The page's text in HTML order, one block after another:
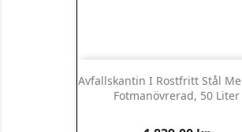
Avfallskantin I Rostfritt Stål
Fotmanövrerad, 50 Liter